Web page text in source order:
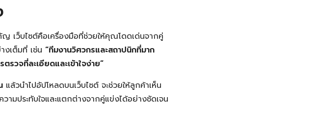
เว็บไซต์คือเครื่องมือที่ช่วยให้คุณโดดเด่นจากคู่
เต็มที่ เช่น “ทีมงานวิศวกรและสถาปนิกที่มาก
ตรวจที่ละเอียดและเข้าใจง่าย”
แล้วนำไปอัปโหลดบนเว็บไซต์ จะช่วยให้ลูกค้าเห็น
มประทับใจและแตกต่างจากคู่แข่งได้อย่างชัดเจน